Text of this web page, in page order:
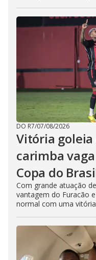
DO R7/07/08/2026
Vitória
carimba
Copa do
Com grande atuação
vantagem do Furacão
normal com uma